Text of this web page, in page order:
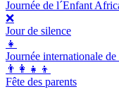
Journée de l´Enfant
❌
Jour de silence
👧
Journée internationale de
👨‍👩‍👧‍👦
Fête des parents